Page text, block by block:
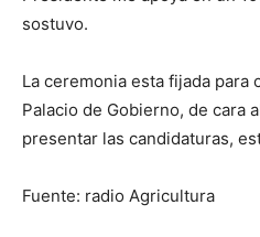
sostuvo.
La ceremonia esta fijada para
Palacio de Gobierno, de cara
presentar las candidaturas,
Fuente: radio Agricultura